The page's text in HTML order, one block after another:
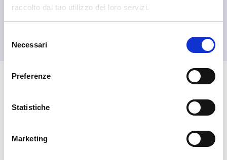
raccolto dal tuo utilizzo dei loro servizi.
delNecessari
Preferenze
Statistiche
Marketing
Albaredo per San Marco